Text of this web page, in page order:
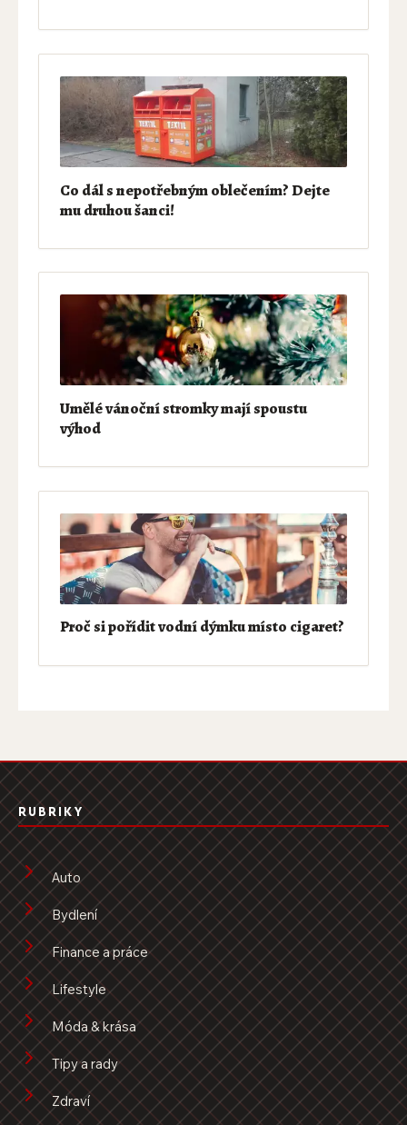
Co dál s nepotřebným oblečením? Dejte
mu druhou šanci!
Umělé vánoční stromky mají spoustu
výhod
Proč si pořídit vodní dýmku místo cigaret?
RUBRIKY
Auto
Bydlení
Finance a práce
Lifestyle
Móda & krása
Tipy a rady
Zdraví